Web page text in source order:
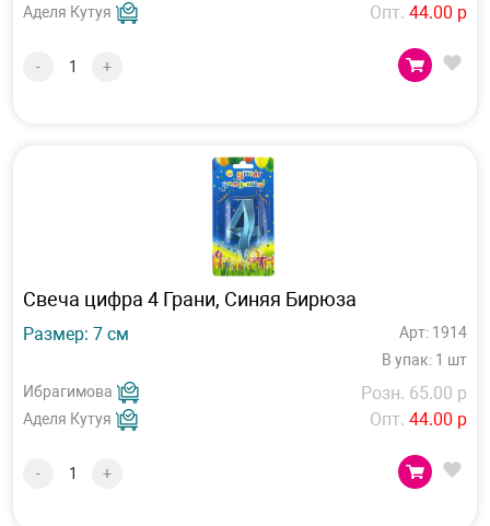
Аделя Кутуя Опт. 44.00 р
- +
Свеча цифра 4 Грани, Синяя Бирюза
Размер: 7 см
Арт: 1914
В упак: 1 шт
Ибрагимова
Аделя Кутуя
Розн. 65.00 р
Опт. 44.00 р
- +